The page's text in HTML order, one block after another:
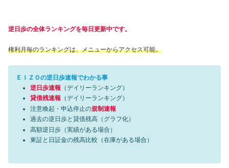
逆日歩の全体ランキングを毎日更新中です。
権利月毎のランキングは、メニューからアクセス可能。
ＥＩＺＯの逆日歩速報でわかる事
逆日歩速報 （デイリーランキング）
貸借残速報 （デイリーランキング）
注意喚起・申込停止の規制速報
過去の逆日歩と貸借残高（グラフ化）
高額逆日歩（実績がある場合）
東証と日証金の残高比較（在庫がある場合）